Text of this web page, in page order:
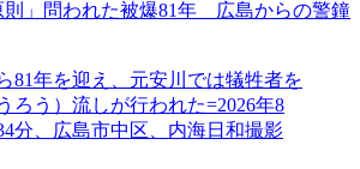
則」問われた被爆81年 広島からの警鐘